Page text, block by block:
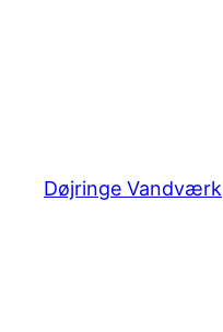
Døjringe Vandværk